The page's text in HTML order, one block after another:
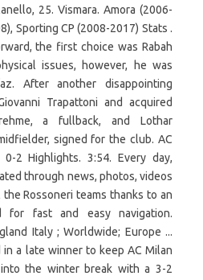
25. Vismara. Amora (2006-
Sporting CP (2008-2017) Stats .
the first choice was Rabah
issues, however, he was
After another disappointing
Trapattoni and acquired
a fullback, and Lothar
signed for the club. AC
2 Highlights. 3:54. Every day,
through news, photos, videos
Rossoneri teams thanks to an
for fast and easy navigation.
Italy ; Worldwide; Europe ...
a late winner to keep AC Milan
the winter break with a 3-2